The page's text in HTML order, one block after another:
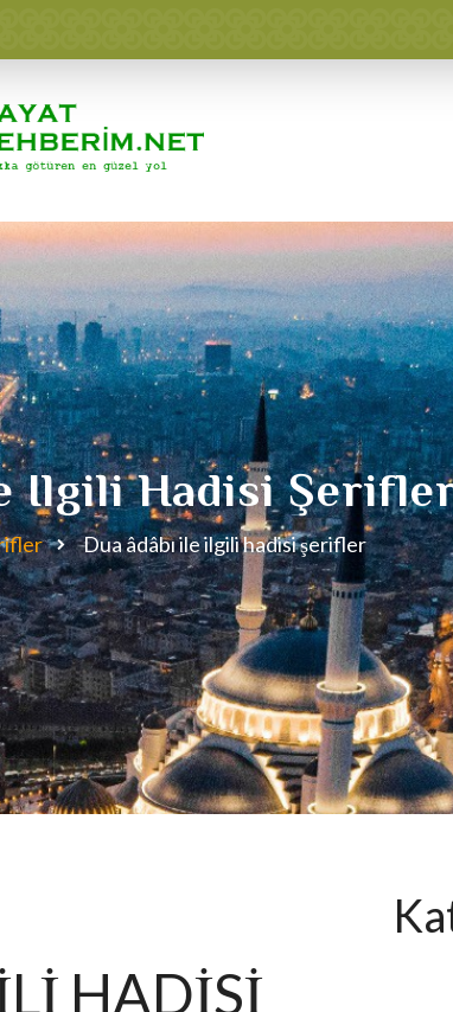
Ilgili Hadisi
Dua âdâbı ile ilgili hadisi şerifler
HADİSİ